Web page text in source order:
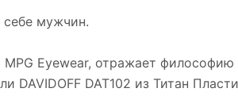
себе мужчин.
Eyewear, отражает философию
DAT102 из Титан